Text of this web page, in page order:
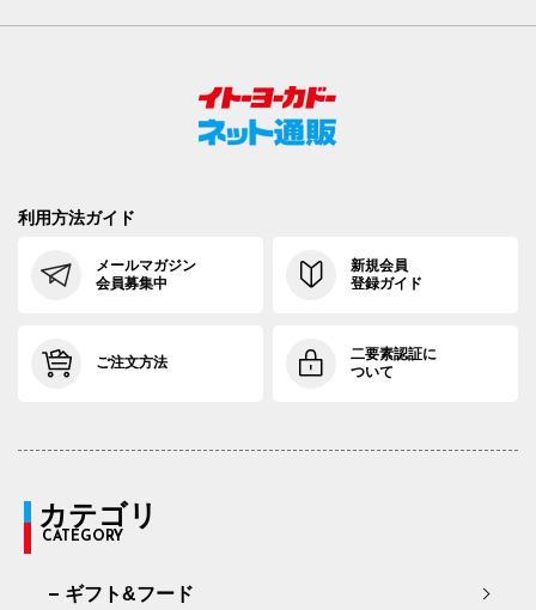
利用方法ガイド
メールマガジン
会員募集中
新規会員
登録ガイド
ご注文方法
二要素認証に
ついて
カテゴリ
CATEGORY
ギフト&フード